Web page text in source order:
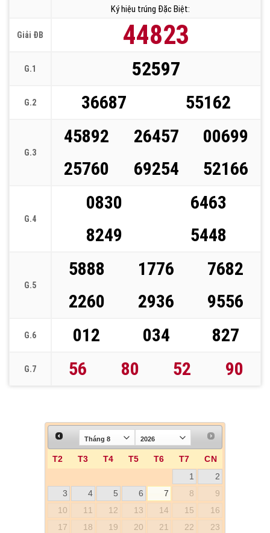
Ký hiệu trúng Đặc Biệt:
Giải ĐB 44823
G.1 52597
G.2 36687 55162
G.3
45892 26457
00699
25760
69254 52166
G.4
0830
6463
8249
5448
G.5
5888 1776
7682
2260
2936 9556
G.6 012 034 827
G.7 56 80 52 90
T2 T3 T4 T5 T6 T7
CN
1
2
3
4 5 6 7 8
9
10
11 12 13 14 15
16
17
18 19 20 21 22 23